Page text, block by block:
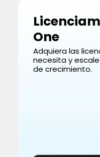
One
Adquiera las
necesita y
de crecimiento.